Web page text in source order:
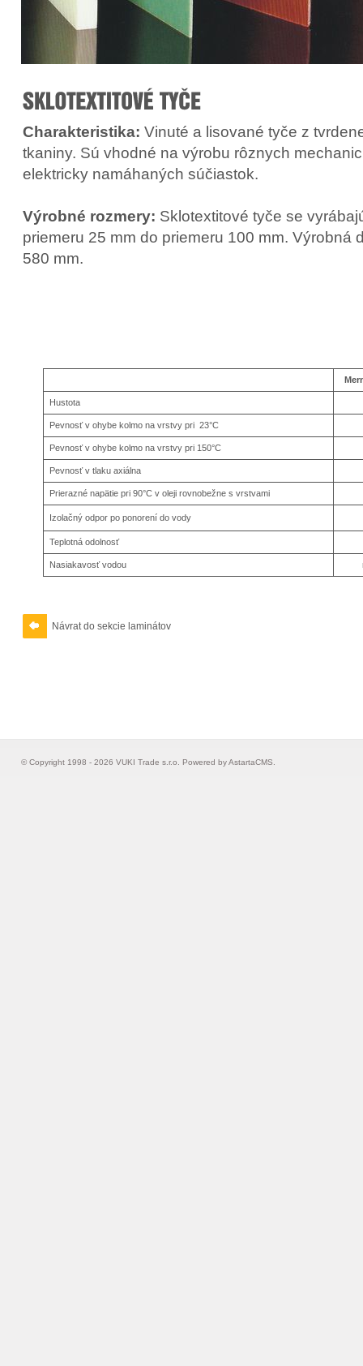
Charakteristika: Vinuté a lisované tyče z
tkaniny. Sú vhodné na výrobu rôznych
elektricky namáhaných súčiastok.
Výrobné rozmery: Sklotextitové tyče se
priemeru 25 mm do priemeru 100 mm. Výrobná
580 mm.
Hustota
Pevnosť v ohybe kolmo na vrstvy pri 23°C
Pevnosť v ohybe kolmo na vrstvy pri 150°C
Pevnosť v tlaku axiálna
Prierazné napätie pri 90°C v oleji rovnobežne s vrstvami
Izolačný odpor po ponorení do vody
Teplotná odolnosť
Nasiakavosť vodou
Návrat do sekcie laminátov
© Copyright 1998 - 2026 VUKI Trade s.r.o. Powered byAstartaCMS